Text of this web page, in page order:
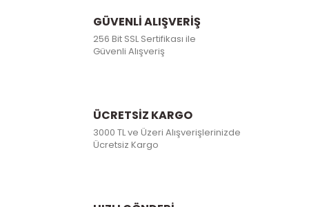
GÜVENLİ ALIŞVERİŞ
256 Bit SSL Sertifikası ile
Güvenli Alışveriş
ÜCRETSİZ KARGO
3000 TL ve Üzeri Alışverişlerinizde
Ücretsiz Kargo